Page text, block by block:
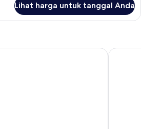
Lihat harga untuk tanggal Anda
The